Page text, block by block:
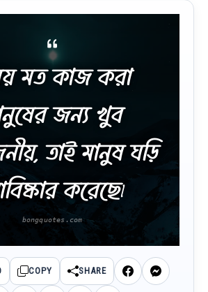
মত কাজ করা
জন্য খুব
তাই মানুষ ঘড়ি
করেছে৷
COPY SHARE